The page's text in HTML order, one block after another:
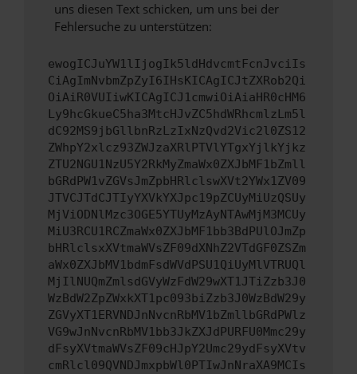
uns diesen Text schicken, um uns bei der
Fehlersuche zu unterstützen:
ewogICJuYW1lIjogIk5ldHdvcmtFcnJvciIs
CiAgImNvbmZpZyI6IHsKICAgICJtZXRob2Qi
OiAiR0VUIiwKICAgICJ1cmwiOiAiaHR0cHM6
Ly9hcGkueC5ha3MtcHJvZC5hdWRhcmlzLm5l
dC92MS9jbGllbnRzLzIxNzQvd2Vic2l0ZS12
ZWhpY2xlcz93ZWJzaXRlPTVlYTgxYjlkYjkz
ZTU2NGU1NzU5Y2RkMyZmaWx0ZXJbMF1bZmll
bGRdPW1vZGVsJmZpbHRlclswXVt2YWx1ZV09
JTVCJTdCJTIyYXVkYXJpc19pZCUyMiUzQSUy
MjViODNlMzc3OGE5YTUyMzAyNTAwMjM3MCUy
MiU3RCU1RCZmaWx0ZXJbMF1bb3BdPUlOJmZp
bHRlclsxXVtmaWVsZF09dXNhZ2VTdGF0ZSZm
aWx0ZXJbMV1bdmFsdWVdPSU1QiUyMlVTRUQl
MjIlNUQmZmlsdGVyWzFdW29wXT1JTiZzb3J0
WzBdW2ZpZWxkXT1pc093biZzb3J0WzBdW29y
ZGVyXT1ERVNDJnNvcnRbMV1bZmllbGRdPWlz
VG9wJnNvcnRbMV1bb3JkZXJdPURFU0Mmc29y
dFsyXVtmaWVsZF09cHJpY2Umc29ydFsyXVtv
cmRlcl09QVNDJmxpbWl0PTIwJnNraXA9MCIs